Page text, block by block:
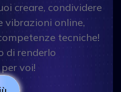
creare, condividere
vibrazioni online,
tecniche!
di renderlo
voi!